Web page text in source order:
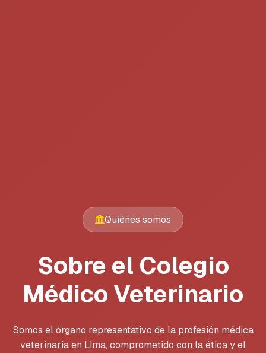
Quiénes somos
Sobre el Colegio
Médico Veterinario
Somos el órgano representativo de la profesión médica
veterinaria en Lima, comprometido con la ética y el